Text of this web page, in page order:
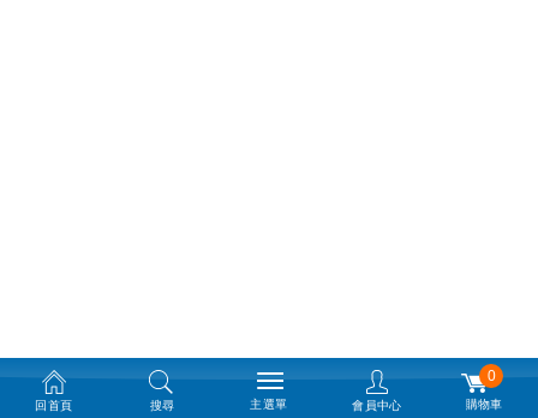
回首頁 搜尋 主選單 會員中心
0
購物車